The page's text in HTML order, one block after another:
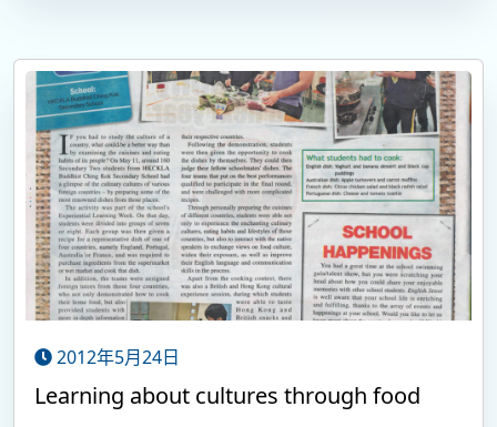
2012年5月24日
Learning about cultures through food